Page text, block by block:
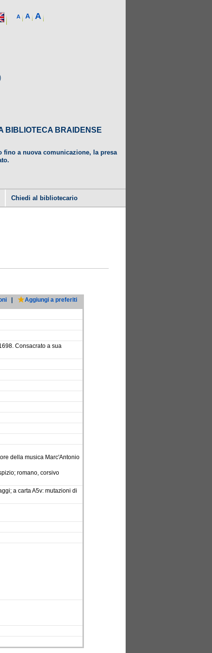
A A A
BIBLIOTECA BRAIDENSE
fino a nuova comunicazione, la presa
Chiedi al bibliotecario
Aggiungi a preferiti
Consacrato a sua
della musica Marc'Antonio
romano, corsivo
a carta A5v: mutazioni di